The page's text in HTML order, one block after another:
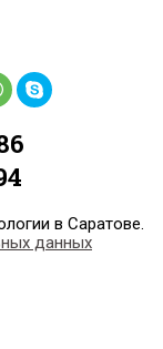
в Саратове.
данных